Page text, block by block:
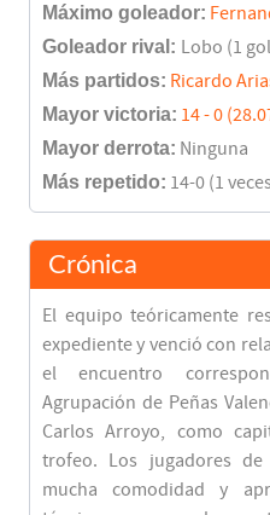
Máximo goleador:
Goleador rival: Lobo (1
Más partidos: Ricardo
Mayor victoria: 14 - 0
Mayor derrota: Ninguna
Más repetido: 14-0 (1
Crónica
El equipo teóricamente
expediente y venció con
el encuentro
Agrupación de Peñas
Carlos Arroyo, como
trofeo. Los jugadores
mucha comodidad y